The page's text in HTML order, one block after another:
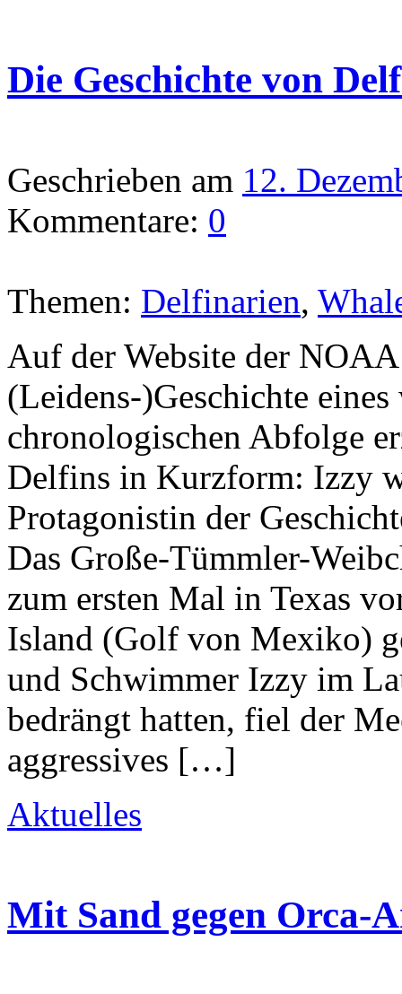
Die Geschichte von
Geschrieben am 12.
Kommentare: 0
Themen: Delfinarien,
Auf der Website der
(Leidens-)Geschichte
chronologischen Abfolge
Delfins in Kurzform: Izzy
Protagonistin der
Das Große-Tümmler-
zum ersten Mal in Texas
Island (Golf von Mexiko)
und Schwimmer Izzy im
bedrängt hatten, fiel der
aggressives […]
Aktuelles
Mit Sand gegen Orca-